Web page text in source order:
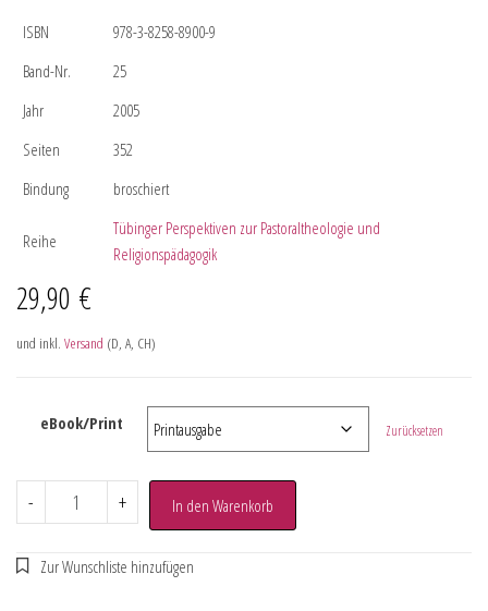
ISBN
978-3-8258-8900-9
Band-Nr.
25
Jahr
2005
Seiten
352
Bindung
broschiert
Reihe
Tübinger Perspektiven zur Pastoraltheologie und
Religionspädagogik
29,90 €
und inkl. Versand (D, A, CH)
eBook/Print Zurücksetzen
- + In den Warenkorb